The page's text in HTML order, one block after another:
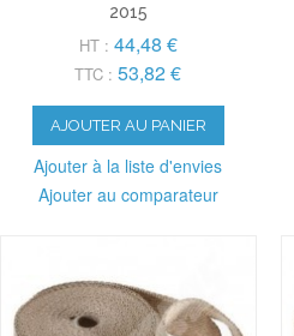
2015
HT : 44,48 €
TTC : 53,82 €
AJOUTER AU PANIER
Ajouter à la liste d'envies
Ajouter au comparateur